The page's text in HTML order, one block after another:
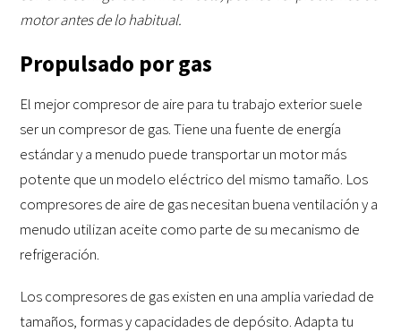
motor antes de lo habitual.
Propulsado por gas
El mejor compresor de aire para tu trabajo exterior suele
ser un compresor de gas. Tiene una fuente de energía
estándar y a menudo puede transportar un motor más
potente que un modelo eléctrico del mismo tamaño. Los
compresores de aire de gas necesitan buena ventilación y a
menudo utilizan aceite como parte de su mecanismo de
refrigeración.
Los compresores de gas existen en una amplia variedad de
tamaños, formas y capacidades de depósito. Adapta tu